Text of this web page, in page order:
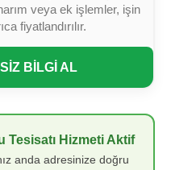
veya ek işlemler, işin
fiyatlandırılır.
BİLGİ AL
Tesisatı Hizmeti Aktif
anda adresinize doğru